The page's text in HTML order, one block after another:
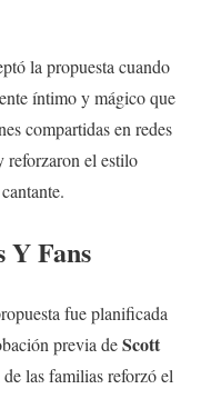
la propuesta cuando
íntimo y mágico que
compartidas en redes
reforzaron el estilo
Y Fans
fue planificada
previa deScott
las familias reforzó el